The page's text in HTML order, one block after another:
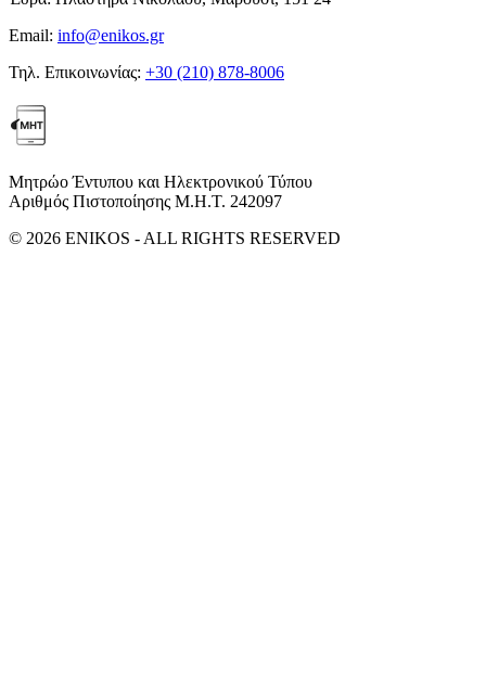
Email: info@enikos.gr
Τηλ. Επικοινωνίας: +30 (210) 878-8006
Μητρώο Έντυπου και Ηλεκτρονικού Τύπου
Αριθμός Πιστοποίησης Μ.Η.Τ. 242097
© 2026 ENIKOS - ALL RIGHTS RESERVED